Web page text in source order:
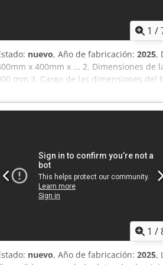
1 /
nuevo, Año de fabricación: 2025,
x 400mm x ... 2. Dimensiones de
mm 3. Carga de las dimensiones del
Dcodpfx Ajd Iya Njnpsk 4. Abertura de
/ hora (Aluminio, 13-15
ciclo: 45 segundos 7. Impresión de
compresión secundario: 120 toneladas
10. Presión de trabajo: 300 bar 11.
remoto está disponible. 14. Forma
cuenta con la certificación CE y cumple
medioambientales del producto. 16.
Tic. y Ltd. Sti. estará bajo garantía.
1 /
nuevo, Año de fabricación: 2025,